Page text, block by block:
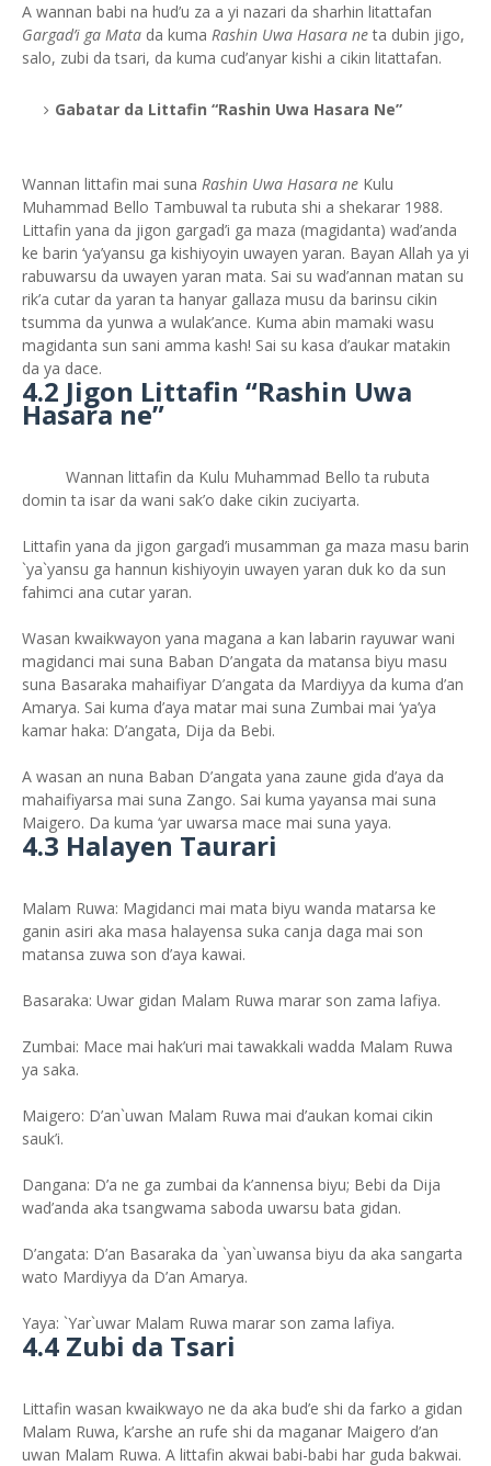
A wannan babi na hud’u za a yi nazari da sharhin litattafan
Gargad’i ga Mata da kuma Rashin Uwa Hasara neta dubin jigo,
salo, zubi da tsari, da kuma cud’anyar kishi a cikin litattafan.
Gabatar da Littafin “Rashin Uwa Hasara Ne”
Wannan littafin mai suna Rashin Uwa Hasara ne Kulu
Muhammad Bello Tambuwal ta rubuta shi a shekarar 1988.
Littafin yana da jigon gargad’i ga maza (magidanta) wad’anda
ke barin ‘ya’yansu ga kishiyoyin uwayen yaran. Bayan Allah ya yi
rabuwarsu da uwayen yaran mata. Sai su wad’annan matan su
rik’a cutar da yaran ta hanyar gallaza musu da barinsu cikin
tsumma da yunwa a wulak’ance. Kuma abin mamaki wasu
magidanta sun sani amma kash! Sai su kasa d’aukar matakin
da ya dace.
4.2 Jigon Littafin “Rashin Uwa
Hasara ne”
Wannan littafin da Kulu Muhammad Bello ta rubuta
domin ta isar da wani sak’o dake cikin zuciyarta.
Littafin yana da jigon gargad’i musamman ga maza masu barin
`ya`yansu ga hannun kishiyoyin uwayen yaran duk ko da sun
fahimci ana cutar yaran.
Wasan kwaikwayon yana magana a kan labarin rayuwar wani
magidanci mai suna Baban D’angata da matansa biyu masu
suna Basaraka mahaifiyar D’angata da Mardiyya da kuma d’an
Amarya. Sai kuma d’aya matar mai suna Zumbai mai ‘ya’ya
kamar haka: D’angata, Dija da Bebi.
A wasan an nuna Baban D’angata yana zaune gida d’aya da
mahaifiyarsa mai suna Zango. Sai kuma yayansa mai suna
Maigero. Da kuma ‘yar uwarsa mace mai suna yaya.
4.3 Halayen Taurari
Malam Ruwa: Magidanci mai mata biyu wanda matarsa ke
ganin asiri aka masa halayensa suka canja daga mai son
matansa zuwa son d’aya kawai.
Basaraka: Uwar gidan Malam Ruwa marar son zama lafiya.
Zumbai: Mace mai hak’uri mai tawakkali wadda Malam Ruwa
ya saka.
Maigero: D’an`uwan Malam Ruwa mai d’aukan komai cikin
sauk’i.
Dangana: D’a ne ga zumbai da k’annensa biyu; Bebi da Dija
wad’anda aka tsangwama saboda uwarsu bata gidan.
D’angata: D’an Basaraka da `yan`uwansa biyu da aka sangarta
wato Mardiyya da D’an Amarya.
Yaya: `Yar`uwar Malam Ruwa marar son zama lafiya.
4.4 Zubi da Tsari
Littafin wasan kwaikwayo ne da aka bud’e shi da farko a gidan
Malam Ruwa, k’arshe an rufe shi da maganar Maigero d’an
uwan Malam Ruwa. A littafin akwai babi-babi har guda bakwai.